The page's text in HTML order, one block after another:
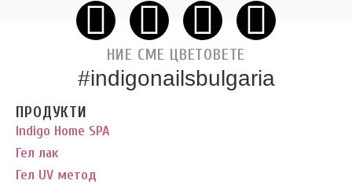
НИЕ СМЕ ЦВЕТОВЕТЕ
#indigonailsbulgaria
ПРОДУКТИ
Indigo Home SPA
Гел лак
Гел UV метод